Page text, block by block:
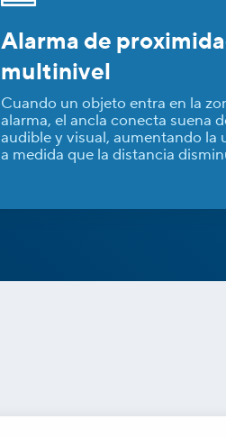
Alarma de
multinivel
Cuando un objeto entra en la
alarma, el ancla conecta suena
audible y visual, aumentando la
a medida que la distancia